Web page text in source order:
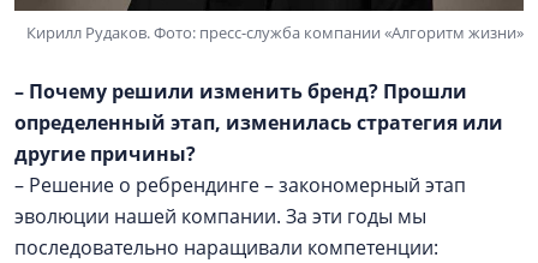
Кирилл Рудаков. Фото: пресс-служба компании «Алгоритм жизни»
– Почему решили изменить бренд? Прошли
определенный этап, изменилась стратегия или
другие причины?
– Решение о ребрендинге – закономерный этап
эволюции нашей компании. За эти годы мы
последовательно наращивали компетенции: